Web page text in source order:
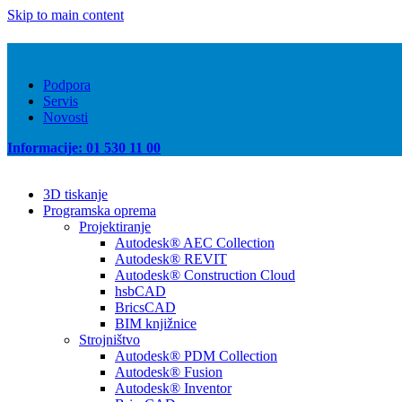
Skip to main content
Podpora
Servis
Novosti
Informacije: 01 530 11 00
3D tiskanje
Programska oprema
Projektiranje
Autodesk® AEC Collection
Autodesk® REVIT
Autodesk® Construction Cloud
hsbCAD
BricsCAD
BIM knjižnice
Strojništvo
Autodesk® PDM Collection
Autodesk® Fusion
Autodesk® Inventor